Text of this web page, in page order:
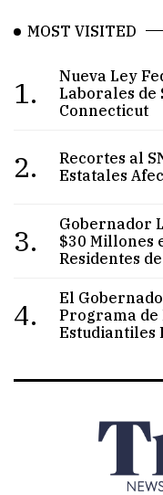
MOST VISITED
1.
Nueva Ley
Laborales de
Connecticut
2.
Recortes al
Estatales
3.
Gobernador
$30 Millones
Residentes
4.
El
Programa de
Estudiantiles